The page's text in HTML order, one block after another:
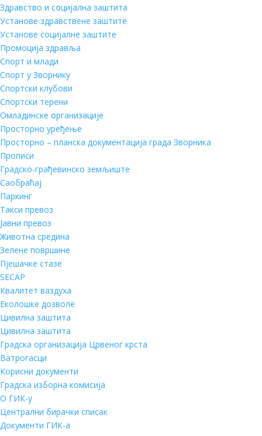
Здравство и социјална заштита
Установе здравствене заштите
Установе социјалне заштите
Промоција здравља
Спорт и млади
Спорт у Зворнику
Спортски клубови
Спортски терени
Омладинске организације
Просторно уређење
Просторно – планска документација града Зворника
Прописи
Градско-грађевинско земљиште
Саобраћај
Паркинг
Такси превоз
Јавни превоз
Животна средина
Зелене површине
Пјешачке стазе
SECAP
Квалитет ваздуха
Еколошке дозволе
Цивилна заштита
Цивилна заштита
Градска организација Црвеног крста
Ватрогасци
Корисни документи
Градска изборна комисија
О ГИК-у
Централни бирачки списак
Документи ГИК-а